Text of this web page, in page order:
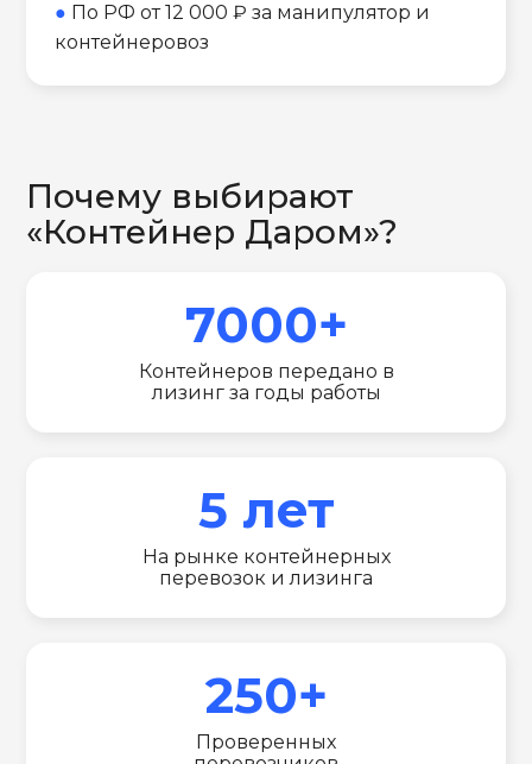
● По РФ от 12 000 ₽ за манипулятор и
контейнеровоз
Почему выбирают
«Контейнер Даром»?
7000+
Контейнеров передано в
лизинг за годы работы
5 лет
На рынке контейнерных
перевозок и лизинга
250+
Проверенных